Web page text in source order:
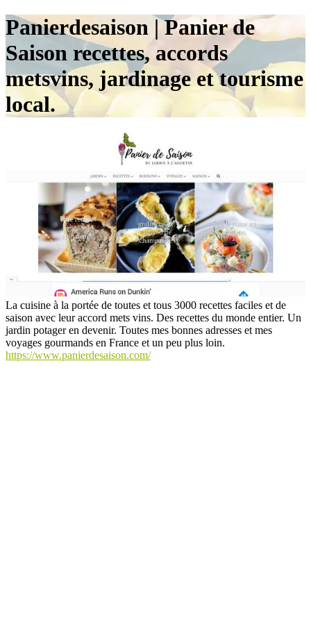
Panier­desai­son | Panier de
Saison recettes, accords
metsvins, jardinage et tourisme
local.
La cuisine à la portée de toutes et tous 3000 recettes faciles et de
saison avec leur accord mets vins. Des recettes du monde entier. Un
jardin potager en devenir. Toutes mes bonnes adresses et mes
voyages gourmands en France et un peu plus loin.
https://www.panierdesaison.com/